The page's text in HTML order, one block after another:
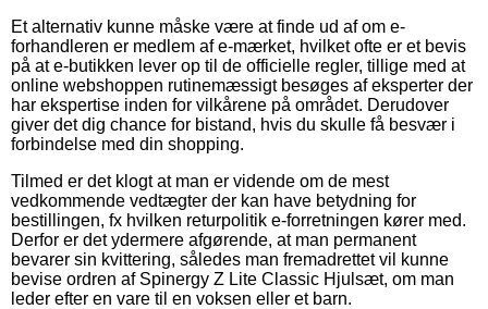
Et alternativ kunne måske være at finde ud af om e-
forhandleren er medlem af e-mærket, hvilket ofte er et bevis
på at e-butikken lever op til de officielle regler, tillige med at
online webshoppen rutinemæssigt besøges af eksperter der
har ekspertise inden for vilkårene på området. Derudover
giver det dig chance for bistand, hvis du skulle få besvær i
forbindelse med din shopping.
Tilmed er det klogt at man er vidende om de mest
vedkommende vedtægter der kan have betydning for
bestillingen, fx hvilken returpolitik e-forretningen kører med.
Derfor er det ydermere afgørende, at man permanent
bevarer sin kvittering, således man fremadrettet vil kunne
bevise ordren af Spinergy Z Lite Classic Hjulsæt, om man
leder efter en vare til en voksen eller et barn.